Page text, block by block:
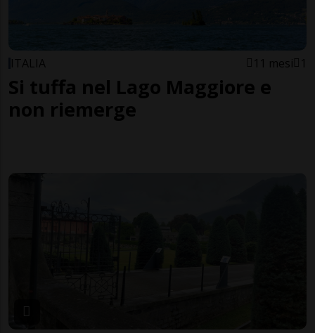
ITALIA 11 mesi 1
Si tuffa nel Lago Maggiore e
non riemerge